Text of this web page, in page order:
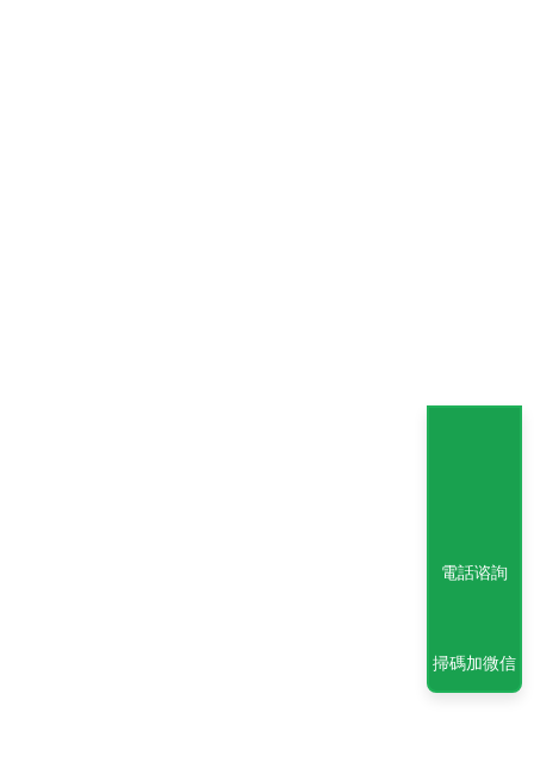
電話谘詢
掃碼加微信